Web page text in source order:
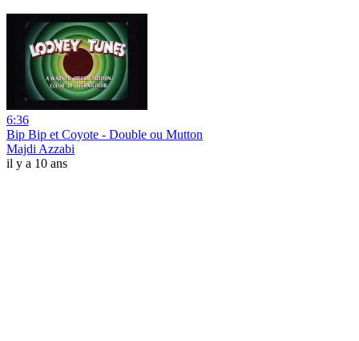
6:36
Bip Bip et Coyote - Double ou Mutton
Majdi Azzabi
il y a 10 ans